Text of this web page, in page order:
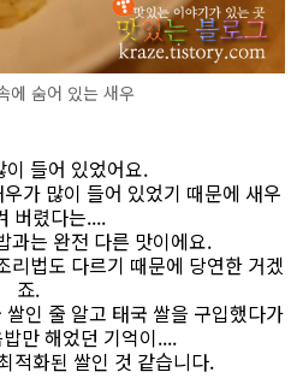
숨어 있는 새우
이 들어 있었어요.
가 많이 들어 있었기 때문에 새우
버렸다는....
과는 완전 다른 맛이에요.
리법도 다르기 때문에 당연한 거겠
죠.
인 줄 알고 태국 쌀을 구입했다가
만 해었던 기억이....
적화된 쌀인 것 같습니다.